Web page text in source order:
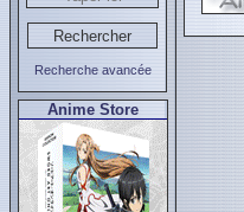
Recherche avancée
Anime Store